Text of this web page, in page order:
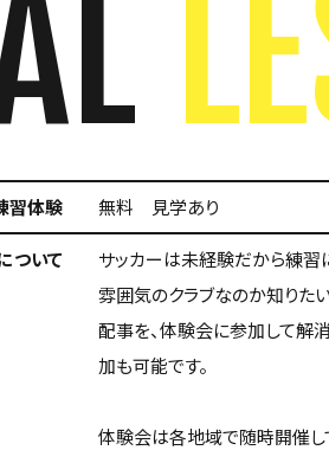
習体験 無料 見学あり
ついて
サッカーは未経験だから練習
雰囲気のクラブなのか知りた
配事を、体験会に参加して解
加も可能です。
体験会は各地域で随時開催